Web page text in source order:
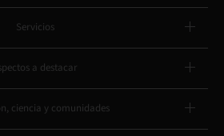
Servicios
a destacar
ciencia y comunidades